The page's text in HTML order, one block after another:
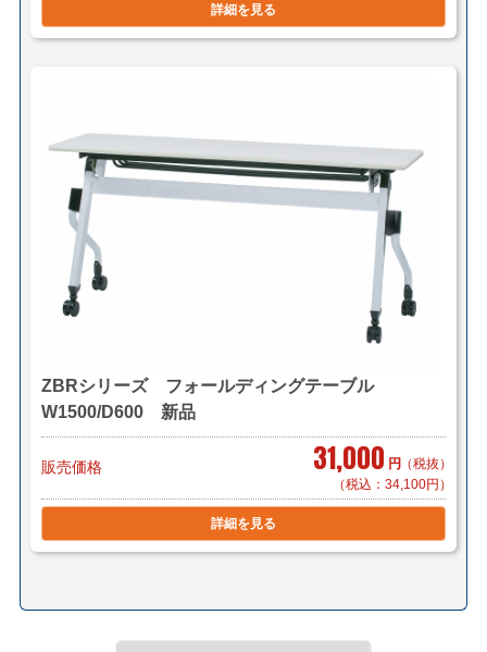
詳細を見る
ZBRシリーズ フォールディングテーブル
W1500/D600 新品
販売価格 31,000 円 （税抜）
（税込：34,100円）
詳細を見る